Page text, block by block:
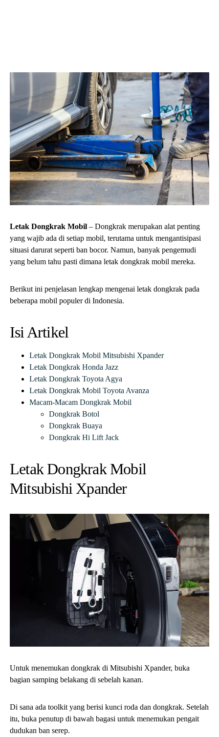
Letak Dongkrak Mobil – Dongkrak merupakan alat penting
yang wajib ada di setiap mobil, terutama untuk mengantisipasi
situasi darurat seperti ban bocor. Namun, banyak pengemudi
yang belum tahu pasti dimana letak dongkrak mobil mereka.
Berikut ini penjelasan lengkap mengenai letak dongkrak pada
beberapa mobil populer di Indonesia.
Isi Artikel
Letak Dongkrak Mobil Mitsubishi Xpander
Letak Dongkrak Honda Jazz
Letak Dongkrak Toyota Agya
Letak Dongkrak Mobil Toyota Avanza
Macam-Macam Dongkrak Mobil
Dongkrak Botol
Dongkrak Buaya
Dongkrak Hi Lift Jack
Letak Dongkrak Mobil
Mitsubishi Xpander
Untuk menemukan dongkrak di Mitsubishi Xpander, buka
bagian samping belakang di sebelah kanan.
Di sana ada toolkit yang berisi kunci roda dan dongkrak. Setelah
itu, buka penutup di bawah bagasi untuk menemukan pengait
dudukan ban serep.